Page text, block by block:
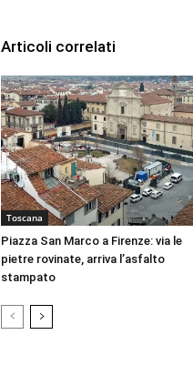
Articoli correlati
Toscana
Piazza San Marco a Firenze: via le
pietre rovinate, arriva l’asfalto
stampato